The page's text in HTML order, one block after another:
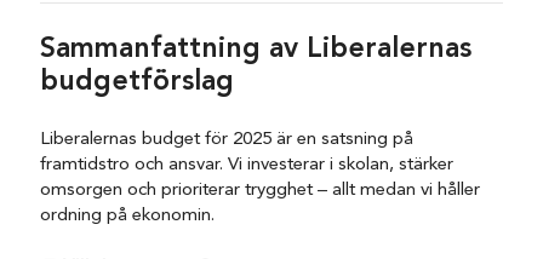
Sammanfattning av Liberalernas
budgetförslag
Liberalernas budget för 2025 är en satsning på
framtidstro och ansvar. Vi investerar i skolan, stärker
omsorgen och prioriterar trygghet – allt medan vi håller
ordning på ekonomin.